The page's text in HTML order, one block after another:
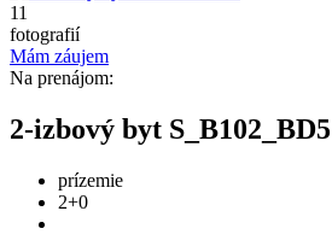
11
fotografií
Mám záujem
Na prenájom:
2-izbový byt S_B102_BD5
prízemie
2+0